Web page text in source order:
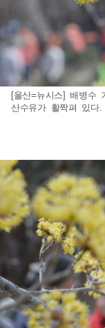
[울산=뉴시스] 배병수
산수유가 활짝펴 있다.